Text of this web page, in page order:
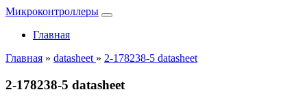
Микроконтроллеры
Главная
Главная » datasheet » 2-178238-5 datasheet
2-178238-5 datasheet